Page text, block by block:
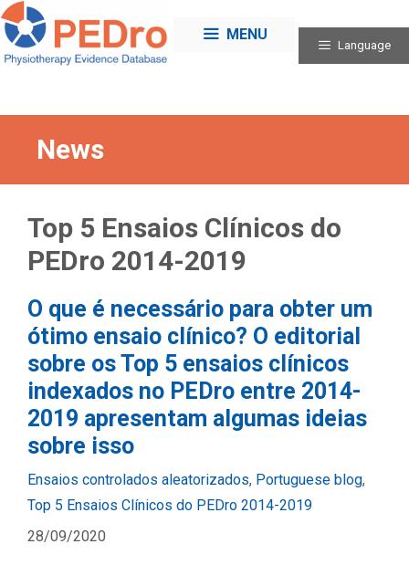
Skip
to
content
MENU
Language
News
Top 5 Ensaios Clínicos do
PEDro 2014-2019
O que é necessário para obter um
ótimo ensaio clínico? O editorial
sobre os Top 5 ensaios clínicos
indexados no PEDro entre 2014-
2019 apresentam algumas ideias
sobre isso
Categories
Ensaios controlados aleatorizados, Portuguese blog,
Top 5 Ensaios Clínicos do PEDro 2014-2019
28/09/2020